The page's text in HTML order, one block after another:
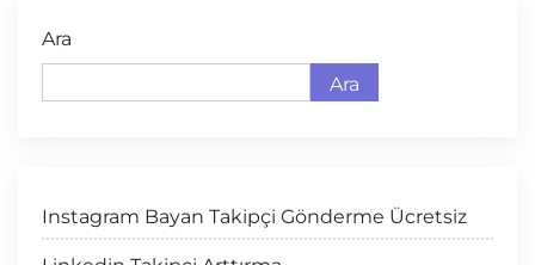
Ara
Ara
Instagram Bayan Takipçi Gönderme Ücretsiz